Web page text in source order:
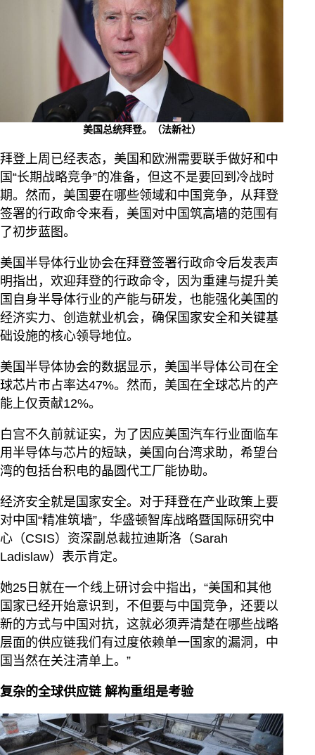
美国总统拜登。（法新社）
拜登上周已经表态，美国和欧洲需要联手做好和中
国“长期战略竞争”的准备，但这不是要回到冷战时
期。然而，美国要在哪些领域和中国竞争，从拜登
签署的行政命令来看，美国对中国筑高墙的范围有
了初步蓝图。
美国半导体行业协会在拜登签署行政命令后发表声
明指出，欢迎拜登的行政命令，因为重建与提升美
国自身半导体行业的产能与研发，也能强化美国的
经济实力、创造就业机会，确保国家安全和关键基
础设施的核心领导地位。
美国半导体协会的数据显示，美国半导体公司在全
球芯片市占率达47%。然而，美国在全球芯片的产
能上仅贡献12%。
白宫不久前就证实，为了因应美国汽车行业面临车
用半导体与芯片的短缺，美国向台湾求助，希望台
湾的包括台积电的晶圆代工厂能协助。
经济安全就是国家安全。对于拜登在产业政策上要
对中国“精准筑墙”，华盛顿智库战略暨国际研究中
心（CSIS）资深副总裁拉迪斯洛（Sarah
Ladislaw）表示肯定。
她25日就在一个线上研讨会中指出，“美国和其他
国家已经开始意识到，不但要与中国竞争，还要以
新的方式与中国对抗，这就必须弄清楚在哪些战略
层面的供应链我们有过度依赖单一国家的漏洞，中
国当然在关注清单上。”
复杂的全球供应链 解构重组是考验